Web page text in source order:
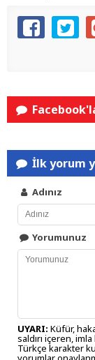
İlk yorum
Adınız
Yorumunuz
UYARI: Küfür,
saldırı içeren, imla
Türkçe karakter